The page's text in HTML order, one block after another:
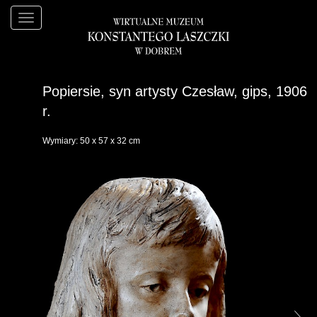
Popiersie, syn artysty Czesław, gips, 1906
r.
Wymiary: 50 x 57 x 32 cm